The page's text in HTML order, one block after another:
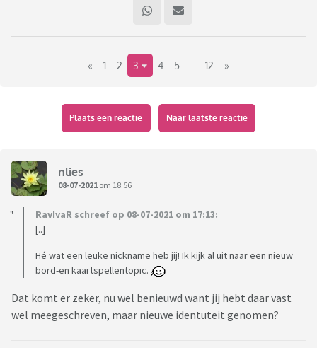
« 1 2 3 4 5 12 »
Plaats een reactie Naar laatste reactie
nlies
08-07-2021 om 18:56
RavIvaR schreef op 08-07-2021 om 17:13:
[..]
Hé wat een leuke nickname heb jij! Ik kijk al uit naar een nieuw
bord-en kaartspellentopic.
Dat komt er zeker, nu wel benieuwd want jij hebt daar vast
wel meegeschreven, maar nieuwe identuteit genomen?